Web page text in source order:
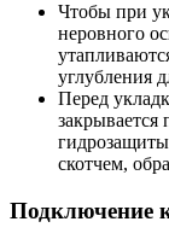
Чтобы при
неровного
углубления
Перед
закрывается
скотчем,
Подключение